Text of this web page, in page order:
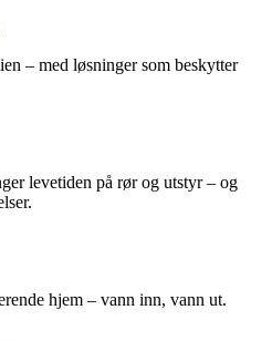
– med løsninger som beskytter
levetiden på rør og utstyr – og
hjem – vann inn, vann ut.